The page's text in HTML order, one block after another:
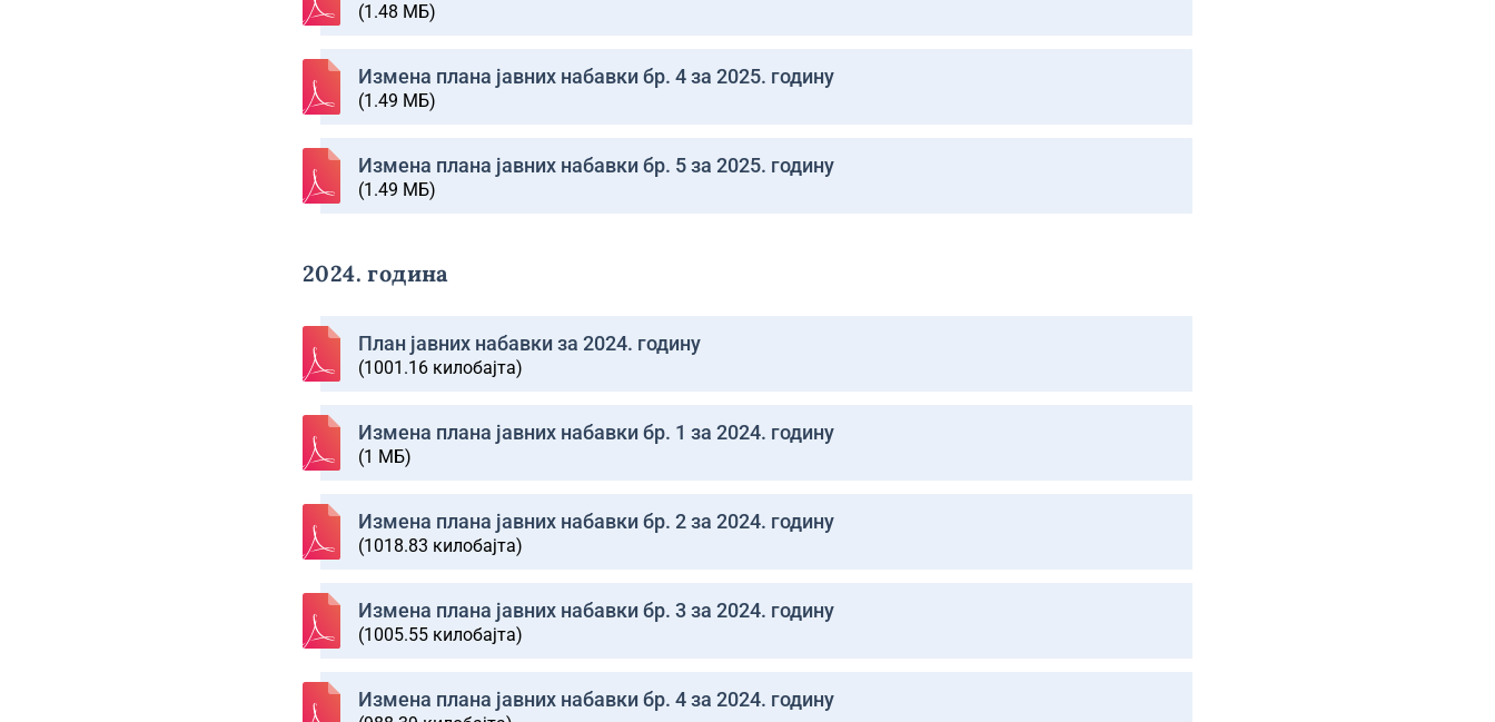
(1.48 МБ)
Изменa плана јавних набавки бр. 4 за 2025. годину
(1.49 МБ)
Изменa плана јавних набавки бр. 5 за 2025. годину
(1.49 МБ)
2024. година
План јавних набавки за 2024. годину
(1001.16 килобајта)
Изменa плана јавних набавки бр. 1 за 2024. годину
(1 МБ)
Изменa плана јавних набавки бр. 2 за 2024. годину
(1018.83 килобајта)
Изменa плана јавних набавки бр. 3 за 2024. годину
(1005.55 килобајта)
Изменa плана јавних набавки бр. 4 за 2024. годину